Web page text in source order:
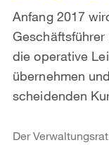
Anfang 2017
die operative
übernehmen
scheidenden
Der